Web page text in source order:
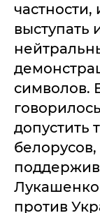
выступать
символов.
допустить
против